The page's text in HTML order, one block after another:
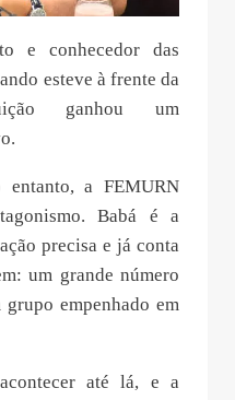
e conhecedor das
esteve à frente da
ganhou um
a FEMURN
Babá é a
precisa e já conta
um grande número
empenhado em
até lá, e a